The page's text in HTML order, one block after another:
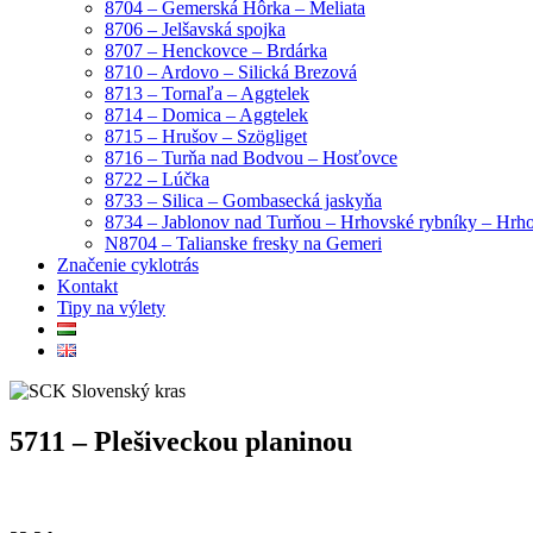
8704 – Gemerská Hôrka – Meliata
8706 – Jelšavská spojka
8707 – Henckovce – Brdárka
8710 – Ardovo – Silická Brezová
8713 – Tornaľa – Aggtelek
8714 – Domica – Aggtelek
8715 – Hrušov – Szögliget
8716 – Turňa nad Bodvou – Hosťovce
8722 – Lúčka
8733 – Silica – Gombasecká jaskyňa
8734 – Jablonov nad Turňou – Hrhovské rybníky –
N8704 – Talianske fresky na Gemeri
Značenie cyklotrás
Kontakt
Tipy na výlety
5711 – Plešiveckou planinou